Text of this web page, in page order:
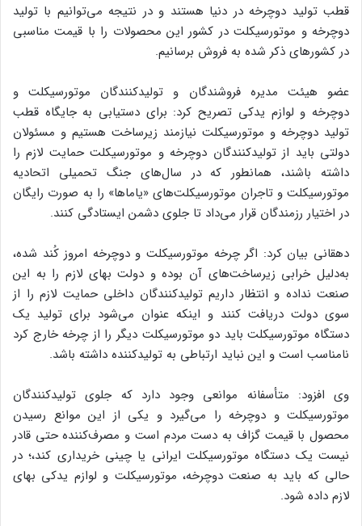
قطب تولید دوچرخه در دنیا هستند و در نتیجه می‌توانیم با تولید
دوچرخه و موتورسیکلت در کشور این محصولات را با قیمت مناسبی
در کشورهای ذکر شده به فروش برسانیم.
عضو هیئت مدیره فروشندگان و تولیدکنندگان موتورسیکلت و
دوچرخه و لوازم یدکی تصریح کرد: برای دستیابی به جایگاه قطب
تولید دوچرخه و موتورسیکلت نیازمند زیرساخت هستیم و مسئولان
دولتی باید از تولیدکنندگان دوچرخه و موتورسیکلت حمایت لازم را
داشته باشند، همانطور که در سال‌های جنگ تحمیلی اتحادیه
موتورسیکلت و تاجران موتورسیکلت‌های «یاماها» را به صورت رایگان
در اختیار رزمندگان قرار می‌داد تا جلوی دشمن ایستادگی کنند.
دهقانی بیان کرد: اگر چرخه موتورسیکلت و دوچرخه امروز کُند شده،
به‌دلیل خرابی زیرساخت‌های آن بوده و دولت بهای لازم را به این
صنعت نداده و انتظار داریم تولیدکنندگان داخلی حمایت لازم را از
سوی دولت دریافت کنند و اینکه عنوان می‌شود برای تولید یک
دستگاه موتورسیکلت باید دو موتورسیکلت دیگر را از چرخه خارج کرد
نامناسب است و این نباید ارتباطی به تولیدکننده داشته باشد.
وی افزود: متأسفانه موانعی وجود دارد که جلوی تولیدکنندگان
موتورسیکلت و دوچرخه را می‌گیرد و یکی از این موانع رسیدن
محصول با قیمت گزاف به دست مردم است و مصرف‌کننده حتی قادر
نیست یک دستگاه موتورسیکلت ایرانی یا چینی خریداری کند،؛ در
حالی که باید به صنعت دوچرخه، موتورسیکلت و لوازم یدکی بهای
لازم داده شود.